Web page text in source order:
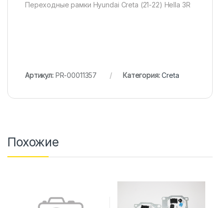
Переходные рамки Hyundai Creta (21-22) Hella 3R
Артикул: PR-00011357 Категория:Creta
Похожие